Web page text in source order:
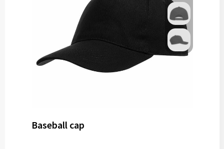
Baseball cap